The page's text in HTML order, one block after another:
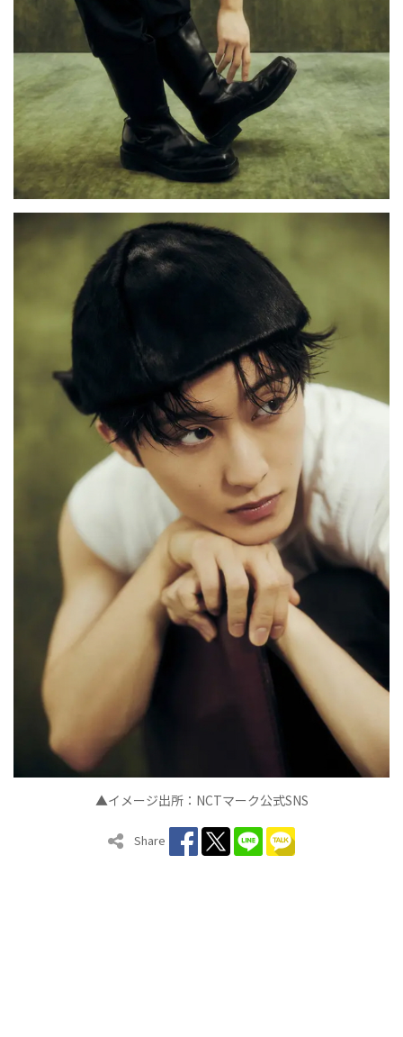
▲イメージ出所：NCTマーク公式SNS
Share